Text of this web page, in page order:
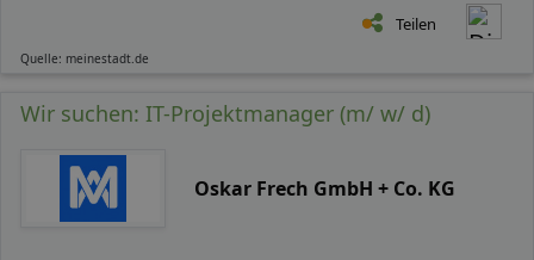
Teilen
Quelle: meinestadt.de
Wir suchen: IT-Projektmanager (m/ w/ d)
Oskar Frech GmbH + Co. KG